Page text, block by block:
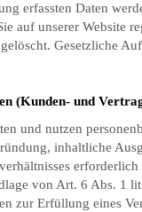
erfassten Daten
auf unserer Website
Gesetzliche
(Kunden- und
und nutzen
inhaltliche
erforderlich
von Art. 6 Abs. 1
zur Erfüllung eines